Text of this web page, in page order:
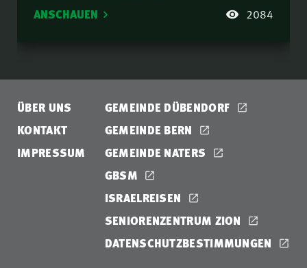
ANSCHAUEN 2084
ÜBER UNS
KONTAKT
IMPRESSUM
GEMEINDE DÜBENDORF
GEMEINDE BERN
GEMEINDE NATERS
GBSM
ISRAELREISEN
SENIORENZENTRUM ZION
DATENSCHUTZBESTIMMUNGEN